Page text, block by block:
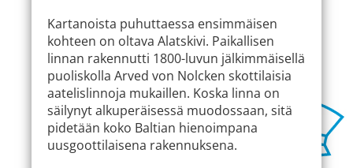
Kartanoista puhuttaessa ensimmäisen
kohteen on oltava Alatskivi. Paikallisen
linnan rakennutti 1800-luvun jälkimmäisellä
puoliskolla Arved von Nolcken skottilaisia
aatelislinnoja mukaillen. Koska linna on
säilynyt alkuperäisessä muodossaan, sitä
pidetään koko Baltian hienoimpana
uusgoottilaisena rakennuksena.